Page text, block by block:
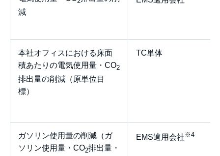
減
本社オフィスにおける床面
積あたりの電気使用量・CO2
排出量の削減（原単位目
標）
TC単体
ガソリン使用量の削減（ガ
ソリン使用量・CO2排出量・
EMS適用会社 ※4